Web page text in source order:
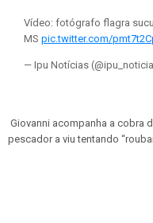
Vídeo: fotógrafo flagra
MS pic.twitter.com/
— Ipu Notícias
Giovanni acompanha a cobra
pescador a viu tentando